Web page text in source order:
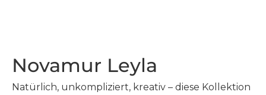
Novamur Leyla
Natürlich, unkompliziert, kreativ – diese Kollektion